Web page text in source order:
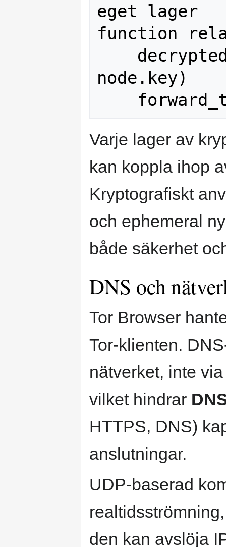
eget lager
function
node.key)
Varje lager av
kan koppla ihop
Kryptografiskt
och ephemeral
både säkerhet
DNS och
Tor Browser
Tor-klienten.
nätverket, inte
vilket hindrar
HTTPS, DNS)
anslutningar.
UDP-baserad
den kan avslöja